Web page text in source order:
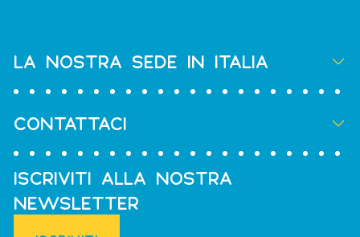
LA NOSTRA SEDE IN ITALIA
CONTATTACI
ISCRIVITI ALLA NOSTRA
NEWSLETTER